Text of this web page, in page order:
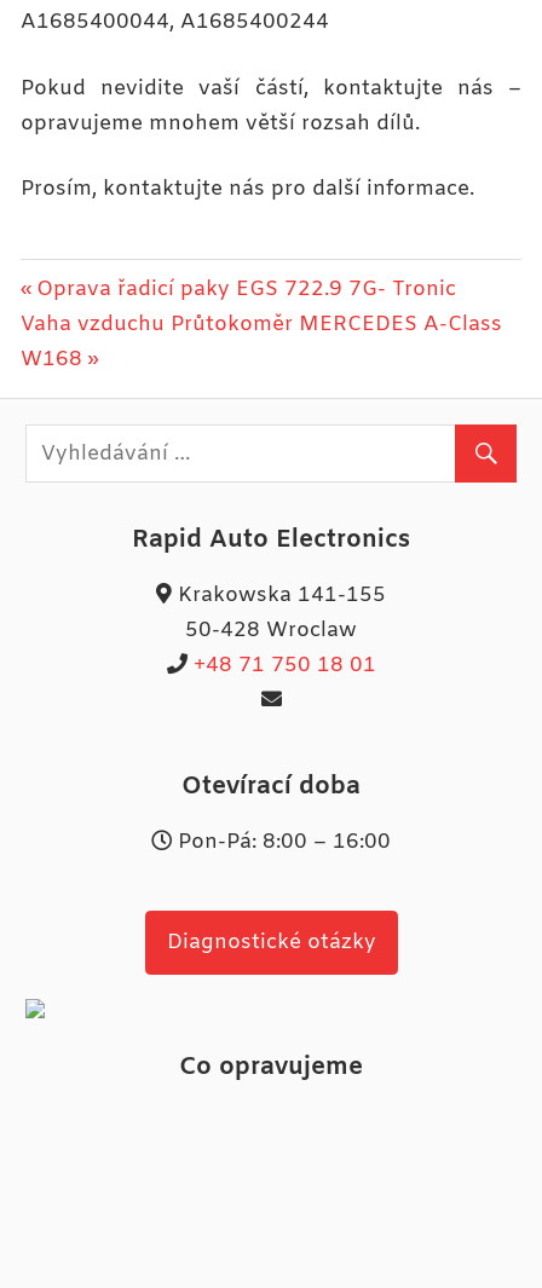
A1685400044, A1685400244
Pokud nevidite vaší částí, kontaktujte nás –
opravujeme mnohem větší rozsah dílů.
Prosím, kontaktujte nás pro další informace.
Navigace
pro
příspěvek
Previous
Post:
Oprava řadicí paky EGS 722.9 7G- Tronic
Next
Post:
Vaha vzduchu Průtokoměr MERCEDES A-Class
W168
Rapid Auto Electronics
Krakowska 141-155
50-428 Wroclaw
+48 71 750 18 01
Otevírací doba
Pon-Pá: 8:00 – 16:00
Diagnostické otázky
Co opravujeme